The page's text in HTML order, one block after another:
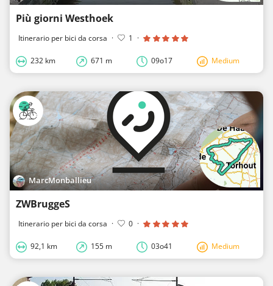
Più giorni Westhoek
Itinerario per bici da corsa · 1 ·
232 km 671 m 09o17 Medium
MarcMonballieu
ZWBruggeS
Itinerario per bici da corsa · 0 ·
92,1 km 155 m 03o41 Medium